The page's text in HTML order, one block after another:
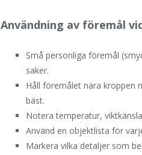
Användning av föremål
Små personliga föremål
saker.
Håll föremålet nära kroppen
bäst.
Notera temperatur,
Använd en objektlista för
Markera vilka detaljer som